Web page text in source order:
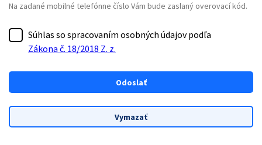
Na zadané mobilné telefónne číslo Vám bude zaslaný overovací kód.
Súhlas so spracovaním osobných údajov podľa
Zákona č. 18/2018 Z. z.